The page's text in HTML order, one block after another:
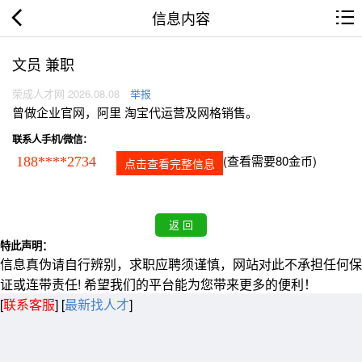
信息内容
文员 兼职
荣成人才网 2026.08.08 举报
曾做企业官网，阿里 淘宝代运营及网格销售。
联系人手机/微信：
188****2734 点击查看完整信息 (查看需要80金币)
特此声明：
信息真伪请自行辨别，求职应聘须谨慎，网站对此不承担任何保
证或连带责任! 希望我们的平台能为您带来更多的便利！
[联系客服] [最新找人才]